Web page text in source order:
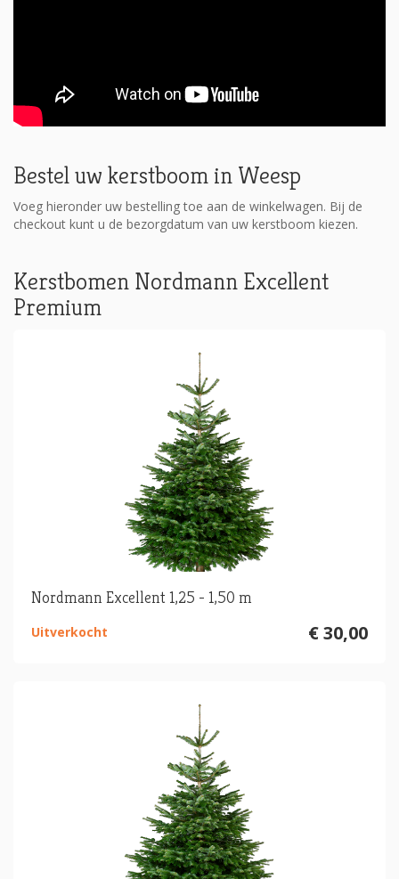
Bestel uw kerstboom in Weesp
Voeg hieronder uw bestelling toe aan de winkelwagen. Bij de
checkout kunt u de bezorgdatum van uw kerstboom kiezen.
Kerstbomen Nordmann Excellent
Premium
Nordmann Excellent 1,25 - 1,50 m
€ 30,00
Uitverkocht